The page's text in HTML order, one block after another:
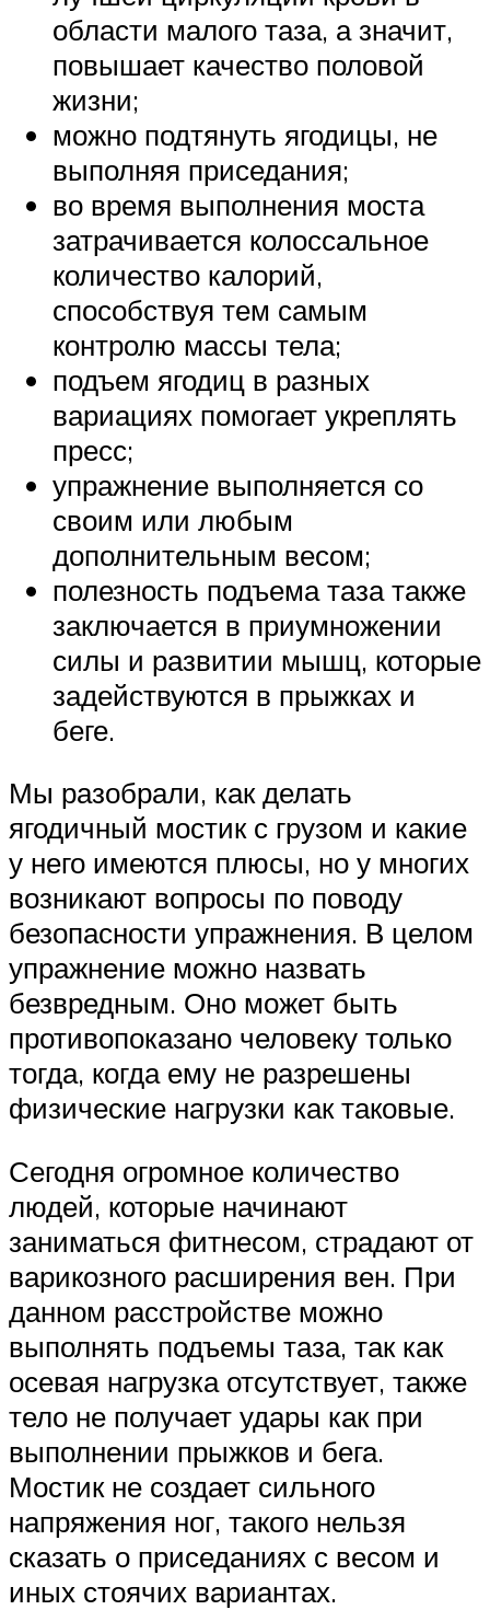
области малого таза, а значит,
повышает качество половой
жизни;
можно подтянуть ягодицы, не
выполняя приседания;
во время выполнения моста
затрачивается колоссальное
количество калорий,
способствуя тем самым
контролю массы тела;
подъем ягодиц в разных
вариациях помогает укреплять
пресс;
упражнение выполняется со
своим или любым
дополнительным весом;
полезность подъема таза также
заключается в приумножении
силы и развитии мышц, которые
задействуются в прыжках и
беге.
Мы разобрали, как делать
ягодичный мостик с грузом и какие
у него имеются плюсы, но у многих
возникают вопросы по поводу
безопасности упражнения. В целом
упражнение можно назвать
безвредным. Оно может быть
противопоказано человеку только
тогда, когда ему не разрешены
физические нагрузки как таковые.
Сегодня огромное количество
людей, которые начинают
заниматься фитнесом, страдают от
варикозного расширения вен. При
данном расстройстве можно
выполнять подъемы таза, так как
осевая нагрузка отсутствует, также
тело не получает удары как при
выполнении прыжков и бега.
Мостик не создает сильного
напряжения ног, такого нельзя
сказать о приседаниях с весом и
иных стоячих вариантах.